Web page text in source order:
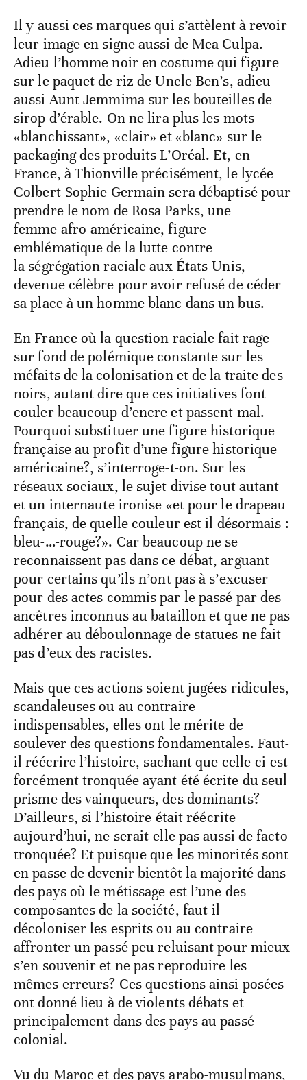
Il y aussi ces marques qui s’attèlent à revoir
leur image en signe aussi de Mea Culpa.
Adieu l’homme noir en costume qui figure
sur le paquet de riz de Uncle Ben’s, adieu
aussi Aunt Jemmima sur les bouteilles de
sirop d’érable. On ne lira plus les mots
«blanchissant», «clair» et «blanc» sur le
packaging des produits L’Oréal. Et, en
France, à Thionville précisément, le lycée
Colbert-Sophie Germain sera débaptisé pour
prendre le nom de Rosa Parks, une
femme afro-américaine, figure
emblématique de la lutte contre
la ségrégation raciale aux États-Unis,
devenue célèbre pour avoir refusé de céder
sa place à un homme blanc dans un bus.
En France où la question raciale fait rage
sur fond de polémique constante sur les
méfaits de la colonisation et de la traite des
noirs, autant dire que ces initiatives font
couler beaucoup d’encre et passent mal.
Pourquoi substituer une figure historique
française au profit d’une figure historique
américaine?, s’interroge-t-on. Sur les
réseaux sociaux, le sujet divise tout autant
et un internaute ironise «et pour le drapeau
français, de quelle couleur est il désormais :
bleu-…-rouge?». Car beaucoup ne se
reconnaissent pas dans ce débat, arguant
pour certains qu’ils n’ont pas à s’excuser
pour des actes commis par le passé par des
ancêtres inconnus au bataillon et que ne pas
adhérer au déboulonnage de statues ne fait
pas d’eux des racistes.
Mais que ces actions soient jugées ridicules,
scandaleuses ou au contraire
indispensables, elles ont le mérite de
soulever des questions fondamentales. Faut-
il réécrire l’histoire, sachant que celle-ci est
forcément tronquée ayant été écrite du seul
prisme des vainqueurs, des dominants?
D’ailleurs, si l’histoire était réécrite
aujourd’hui, ne serait-elle pas aussi de facto
tronquée? Et puisque que les minorités sont
en passe de devenir bientôt la majorité dans
des pays où le métissage est l’une des
composantes de la société, faut-il
décoloniser les esprits ou au contraire
affronter un passé peu reluisant pour mieux
s’en souvenir et ne pas reproduire les
mêmes erreurs? Ces questions ainsi posées
ont donné lieu à de violents débats et
principalement dans des pays au passé
colonial.
Vu du Maroc et des pays arabo-musulmans,